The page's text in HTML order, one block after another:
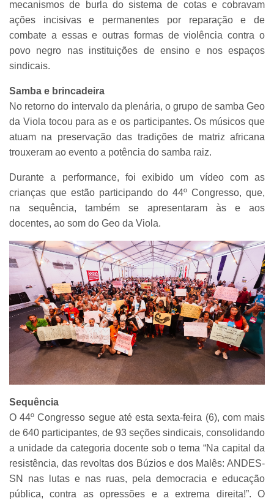
mecanismos de burla do sistema de cotas e cobravam
ações incisivas e permanentes por reparação e de
combate a essas e outras formas de violência contra o
povo negro nas instituições de ensino e nos espaços
sindicais.
Samba e brincadeira
No retorno do intervalo da plenária, o grupo de samba Geo
da Viola tocou para as e os participantes. Os músicos que
atuam na preservação das tradições de matriz africana
trouxeram ao evento a potência do samba raiz.
Durante a performance, foi exibido um vídeo com as
crianças que estão participando do 44º Congresso, que,
na sequência, também se apresentaram às e aos
docentes, ao som do Geo da Viola.
Sequência
O 44º Congresso segue até esta sexta-feira (6), com mais
de 640 participantes, de 93 seções sindicais, consolidando
a unidade da categoria docente sob o tema “Na capital da
resistência, das revoltas dos Búzios e dos Malês: ANDES-
SN nas lutas e nas ruas, pela democracia e educação
pública, contra as opressões e a extrema direita!”. O